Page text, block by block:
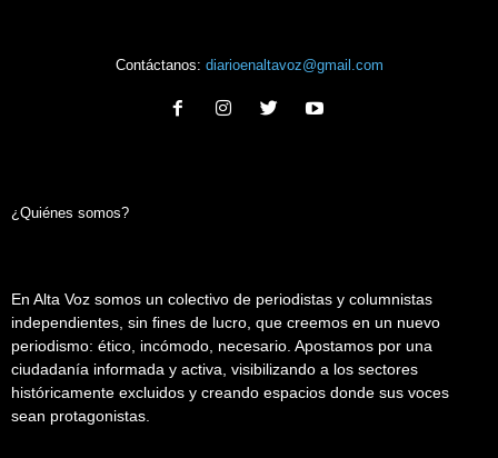
Contáctanos: diarioenaltavoz@gmail.com
¿Quiénes somos?
En Alta Voz somos un colectivo de periodistas y columnistas
independientes, sin fines de lucro, que creemos en un nuevo
periodismo: ético, incómodo, necesario. Apostamos por una
ciudadanía informada y activa, visibilizando a los sectores
históricamente excluidos y creando espacios donde sus voces
sean protagonistas.